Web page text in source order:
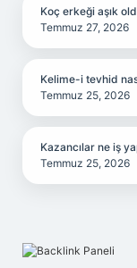
Koç erkeği aşık
Temmuz 27, 2026
Kelime-i tevhid
Temmuz 25, 2026
Kazancılar ne iş
Temmuz 25, 2026